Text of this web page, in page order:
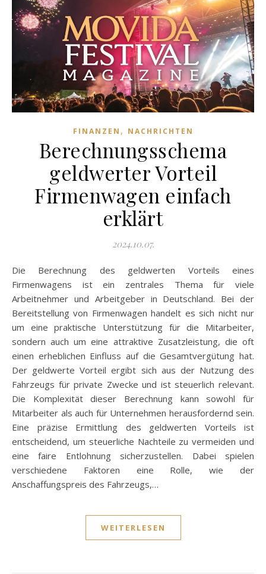
FINANZEN , NACHRICHTEN
Berechnungsschema
geldwerter Vorteil
Firmenwagen einfach
erklärt
2024.10.07.
Die Berechnung des geldwerten Vorteils eines
Firmenwagens ist ein zentrales Thema für viele
Arbeitnehmer und Arbeitgeber in Deutschland. Bei der
Bereitstellung von Firmenwagen handelt es sich nicht nur
um eine praktische Unterstützung für die Mitarbeiter,
sondern auch um eine attraktive Zusatzleistung, die oft
einen erheblichen Einfluss auf die Gesamtvergütung hat.
Der geldwerte Vorteil ergibt sich aus der Nutzung des
Fahrzeugs für private Zwecke und ist steuerlich relevant.
Die Komplexität dieser Berechnung kann sowohl für
Mitarbeiter als auch für Unternehmen herausfordernd sein.
Eine präzise Ermittlung des geldwerten Vorteils ist
entscheidend, um steuerliche Nachteile zu vermeiden und
eine faire Entlohnung sicherzustellen. Dabei spielen
verschiedene Faktoren eine Rolle, wie der
Anschaffungspreis des Fahrzeugs,…
WEITERLESEN